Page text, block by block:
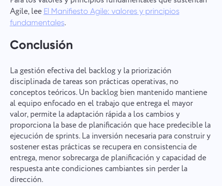
Agile, leeEl Manifiesto Agile: valores y principios
fundamentales.
Conclusión
La gestión efectiva del backlog y la priorización
disciplinada de tareas son prácticas operativas, no
conceptos teóricos. Un backlog bien mantenido mantiene
al equipo enfocado en el trabajo que entrega el mayor
valor, permite la adaptación rápida a los cambios y
proporciona la base de planificación que hace predecible la
ejecución de sprints. La inversión necesaria para construir y
sostener estas prácticas se recupera en consistencia de
entrega, menor sobrecarga de planificación y capacidad de
respuesta ante condiciones cambiantes sin perder la
dirección.